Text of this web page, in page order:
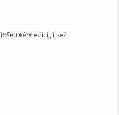
ì½§ëŒ€ê°€ ë‹¹ì‹ ì,, ì,¬ëž'